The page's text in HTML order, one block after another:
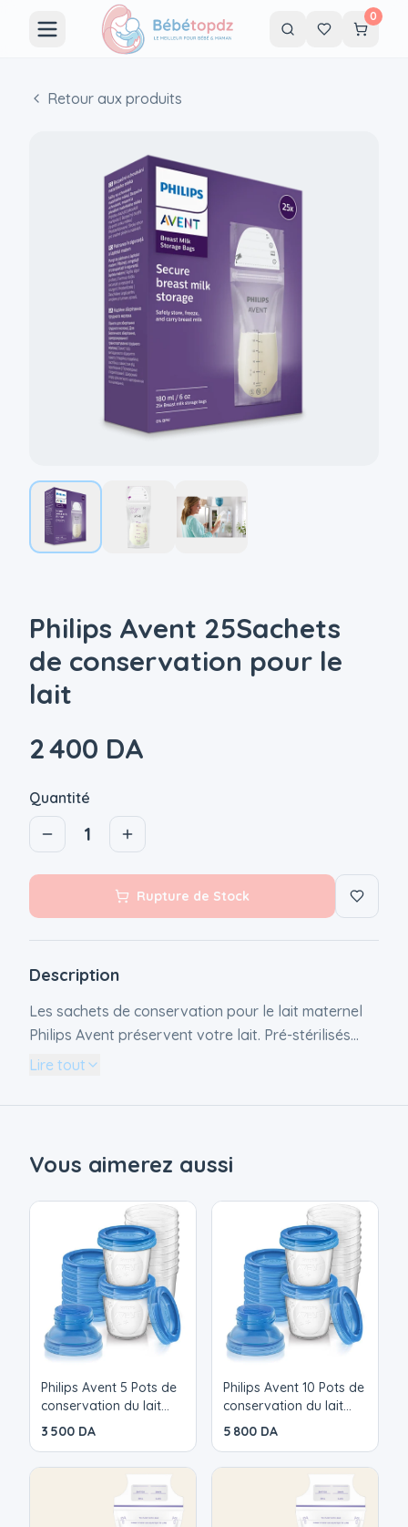
0
Retour aux produits
Philips Avent 25Sachets
de conservation pour le
lait
2 400 DA
Quantité
1
Rupture de Stock
Description
Les sachets de conservation pour le lait maternel
Philips Avent préservent votre lait. Pré-stérilisés
pour permettre une utilisation immédiate, ils
congélateur. La protection ultime pour votre
180 ml Stockage Pré-stérilisé 25 sachets
Lire tout
Vous aimerez aussi
Philips Avent 5 Pots de
conservation du lait
maternel
3 500 DA
Philips Avent 10 Pots de
conservation du lait
maternel
5 800 DA